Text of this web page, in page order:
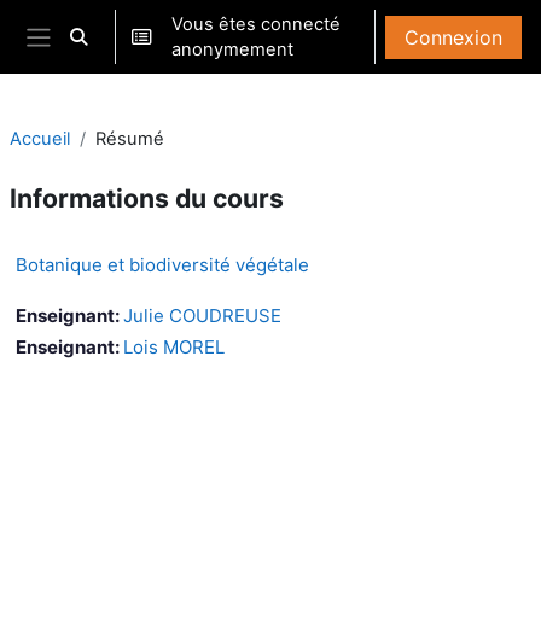
Passer au contenu principal
Panneau latéral
Activer/désactiver la saisie de recherche
Vous êtes connecté
anonymement
Connexion
Accueil Résumé
Informations du cours
Botanique et biodiversité végétale
Enseignant:Julie COUDREUSE
Enseignant: Lois MOREL